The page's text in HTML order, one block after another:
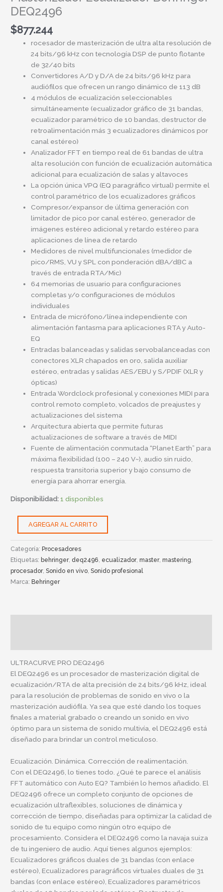
DEQ2496
$877.244
rocesador de masterización de ultra alta resolución de
24 bits/96 kHz con tecnología DSP de punto flotante
de 32/40 bits
Convertidores A/D y D/A de 24 bits/96 kHz para
audiófilos que ofrecen un rango dinámico de 113 dB
4 módulos de ecualización seleccionables
simultáneamente (ecualizador gráfico de 31 bandas,
ecualizador paramétrico de 10 bandas, destructor de
retroalimentación más 3 ecualizadores dinámicos por
canal estéreo)
Analizador FFT en tiempo real de 61 bandas de ultra
alta resolución con función de ecualización automática
adicional para ecualización de salas y altavoces
La opción única VPQ (EQ paragráfico virtual) permite el
control paramétrico de los ecualizadores gráficos
Compresor/expansor de última generación con
limitador de pico por canal estéreo, generador de
imágenes estéreo adicional y retardo estéreo para
aplicaciones de línea de retardo
Medidores de nivel multifuncionales (medidor de
pico/RMS, VU y SPL con ponderación dBA/dBC a
través de entrada RTA/Mic)
64 memorias de usuario para configuraciones
completas y/o configuraciones de módulos
individuales
Entrada de micrófono/línea independiente con
alimentación fantasma para aplicaciones RTA y Auto-
EQ
Entradas balanceadas y salidas servobalanceadas con
conectores XLR chapados en oro, salida auxiliar
estéreo, entradas y salidas AES/EBU y S/PDIF (XLR y
ópticas)
Entrada Wordclock profesional y conexiones MIDI para
control remoto completo, volcados de preajustes y
actualizaciones del sistema
Arquitectura abierta que permite futuras
actualizaciones de software a través de MIDI
Fuente de alimentación conmutada “Planet Earth” para
máxima flexibilidad (100 – 240 V~), audio sin ruido,
respuesta transitoria superior y bajo consumo de
energía para ahorrar energía.
Disponibilidad:1 disponibles
AGREGAR AL CARRITO
Categoría:Procesadores
Etiquetas: behringer, deq2496, ecualizador,master,mastering,
procesador,Sonido en vivo,Sonido profesional
Marca:Behringer
ULTRACURVE PRO DEQ2496
El DEQ2496 es un procesador de masterización digital de
ecualización/RTA de alta precisión de 24 bits/96 kHz, ideal
para la resolución de problemas de sonido en vivo o la
masterización audiófila. Ya sea que esté dando los toques
finales a material grabado o creando un sonido en vivo
óptimo para un sistema de sonido multivía, el DEQ2496 está
diseñado para brindar un control meticuloso.
Ecualización. Dinámica. Corrección de realimentación.
Con el DEQ2496, lo tienes todo. ¿Qué te parece el análisis
FFT automático con Auto EQ? También lo hemos añadido. El
DEQ2496 ofrece un completo conjunto de opciones de
ecualización ultraflexibles, soluciones de dinámica y
corrección de tiempo, diseñadas para optimizar la calidad de
sonido de tu equipo como ningún otro equipo de
procesamiento. Considera el DEQ2496 como la navaja suiza
de tu ingeniero de audio. Aquí tienes algunos ejemplos:
Ecualizadores gráficos duales de 31 bandas (con enlace
estéreo), Ecualizadores paragráficos virtuales duales de 31
bandas (con enlace estéreo), Ecualizadores paramétricos